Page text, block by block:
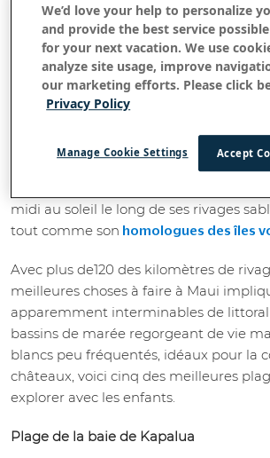
Formée par deux volcans boucliers,
les montagnes de l'ouest de Maui, l'île
découvrir le plein air. Attendez-vous à
inoubliables à10 ,000 pieds, des
midi au soleil le long de ses rivages
tout comme son homologues des îles
Avec plus de120 des kilomètres de
meilleures choses à faire à Maui
apparemment interminables de littoral
bassins de marée regorgeant de vie
blancs peu fréquentés, idéaux pour la
châteaux, voici cinq des meilleures
explorer avec les enfants.
Plage de la baie de Kapalua
We’d love your help to personalize
and provide the best service
for your next vacation. We use
analyze site usage, improve
our marketing efforts. Please click
Privacy Policy
Accept
Manage Cookie Settings